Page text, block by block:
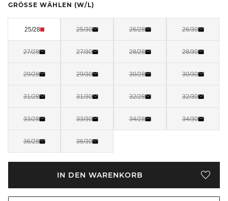
GRÖSSE WÄHLEN (W/L)
25/28 25/30 26/28 26/30
27/28 27/30 28/28 28/30
29/28 29/30 30/28 30/30
31/28 31/30 32/28 32/30
33/28 33/30 34/28 34/30
36/28 36/30
IN DEN WARENKORB